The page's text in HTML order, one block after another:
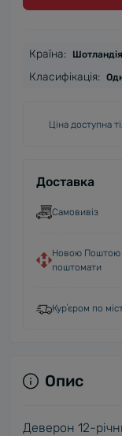
Країна: Шотландія
Класифікація:
Ціна доступна
Доставка
Самовивіз
Новою Поштою
поштомати
Курʼєром по
Опис
Деверон 12-